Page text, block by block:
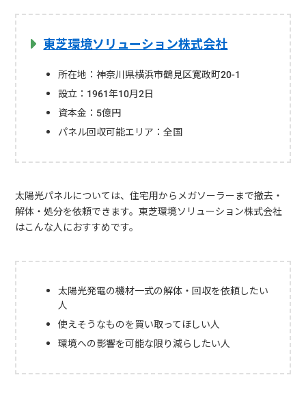
東芝環境ソリューション株式会社
所在地：神奈川県横浜市鶴見区寛政町20-1
設立：1961年10月2日
資本金：5億円
パネル回収可能エリア：全国
太陽光パネルについては、住宅用からメガソーラーまで撤去・
解体・処分を依頼できます。東芝環境ソリューション株式会社
はこんな人におすすめです。
太陽光発電の機材一式の解体・回収を依頼したい
人
使えそうなものを買い取ってほしい人
環境への影響を可能な限り減らしたい人